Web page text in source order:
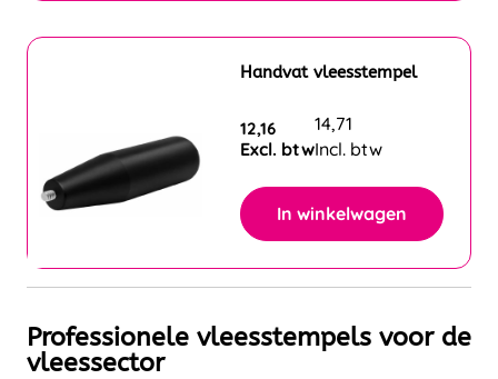
Handvat vleesstempel
12,16
Excl. btw
14,71
Incl. btw
In winkelwagen
Professionele vleesstempels voor de
vleessector